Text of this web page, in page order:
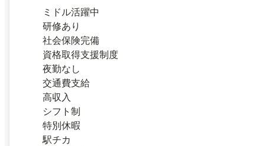
ミドル活躍中
研修あり
社会保険完備
資格取得支援制度
夜勤なし
交通費支給
高収入
シフト制
特別休暇
駅チカ